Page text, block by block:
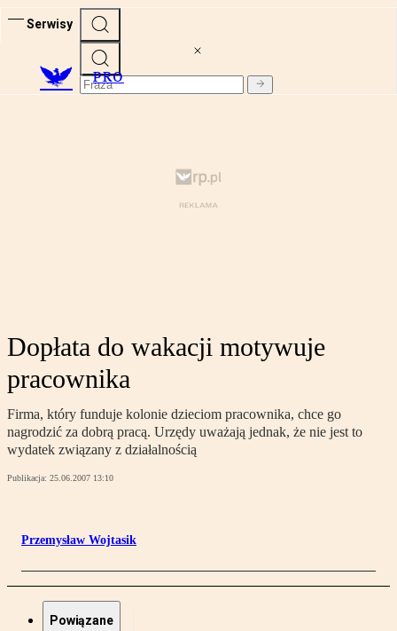
Serwisy
PRO
Dopłata do wakacji motywuje
pracownika
Firma, który funduje kolonie dzieciom pracownika, chce go
nagrodzić za dobrą pracą. Urzędy uważają jednak, że nie jest to
wydatek związany z działalnością
Publikacja: 25.06.2007 13:10
Przemysław Wojtasik
Powiązane